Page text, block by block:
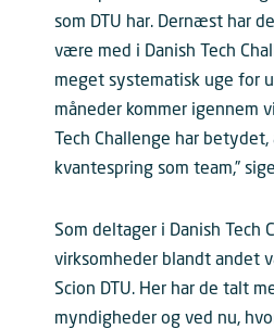
som DTU har. Dernæst har
være med i Danish Tech
meget systematisk uge for
måneder kommer igennem
Tech Challenge har
kvantespring som team,”
Som deltager i Danish Tech
virksomheder blandt andet
Scion DTU. Her har de talt
myndigheder og ved nu,